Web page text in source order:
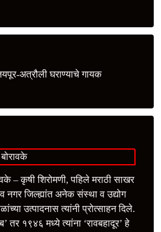
अत्रौली घराण्याचे गायक
– कृषी शिरोमणी, पहिले मराठी साखर
नगर जिल्ह्यांत अनेक संस्था व उद्योग
उत्पादनास त्यांनी प्रोत्साहन दिले.
तर १९४६ मध्ये त्यांना ‘रावबहादूर’ हे